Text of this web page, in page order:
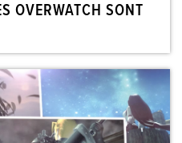
OVERWATCH SONT